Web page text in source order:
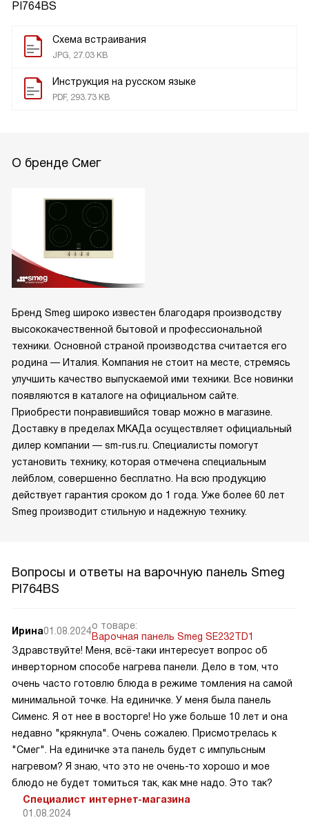
PI764BS
Схема встраивания
JPG, 27.03 KB
Инструкция на русском языке
PDF, 293.73 KB
О бренде Смег
Бренд Smeg широко известен благодаря производству
высококачественной бытовой и профессиональной
техники. Основной страной производства считается его
родина — Италия. Компания не стоит на месте, стремясь
улучшить качество выпускаемой ими техники. Все новинки
появляются в каталоге на официальном сайте.
Приобрести понравившийся товар можно в магазине.
Доставку в пределах МКАДа осуществляет официальный
дилер компании — sm-rus.ru. Специалисты помогут
установить технику, которая отмечена специальным
лейблом, совершенно бесплатно. На всю продукцию
действует гарантия сроком до 1 года. Уже более 60 лет
Smeg производит стильную и надежную технику.
Вопросы и ответы на варочную панель Smeg
PI764BS
Ирина01.08.2024о товаре:
Варочная панель Smeg SE232TD1
Здравствуйте! Меня, всё-таки интересует вопрос об
инверторном способе нагрева панели. Дело в том, что
очень часто готовлю блюда в режиме томления на самой
минимальной точке. На единичке. У меня была панель
Сименс. Я от нее в восторге! Но уже больше 10 лет и она
недавно "крякнула". Очень сожалею. Присмотрелась к
"Смег". На единичке эта панель будет с импульсным
нагревом? Я знаю, что это не очень-то хорошо и мое
блюдо не будет томиться так, как мне надо. Это так?
Специалист интернет-магазина
01.08.2024